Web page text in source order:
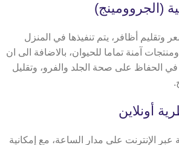
أظافر، يتم تنفيذها في المنزل
آمنة تماما للحيوان، بالاضافة الى ان
في الحفاظ على صحة الجلد والفرو، وتقليل
الإنترنت على مدار الساعة، مع إمكانية